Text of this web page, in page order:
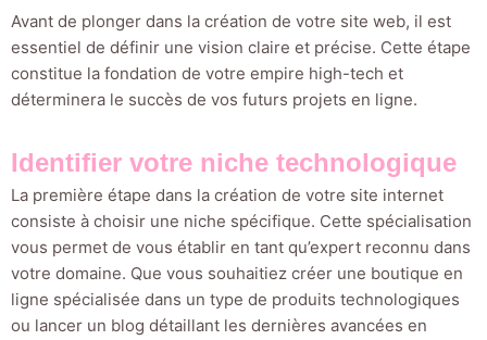
Avant de plonger dans la création de votre site web, il est
essentiel de définir une vision claire et précise. Cette étape
constitue la fondation de votre empire high-tech et
déterminera le succès de vos futurs projets en ligne.
Identifier votre niche technologique
La première étape dans la création de votre site internet
consiste à choisir une niche spécifique. Cette spécialisation
vous permet de vous établir en tant qu’expert reconnu dans
votre domaine. Que vous souhaitiez créer une boutique en
ligne spécialisée dans un type de produits technologiques
ou lancer un blog détaillant les dernières avancées en